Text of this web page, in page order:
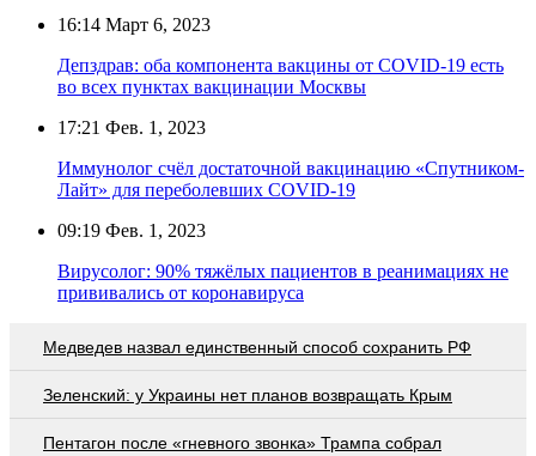
16:14 Март 6, 2023
Депздрав: оба компонента вакцины от COVID-19 есть
во всех пунктах вакцинации Москвы
17:21 Фев. 1, 2023
Иммунолог счёл достаточной вакцинацию «Спутником-
Лайт» для переболевших COVID-19
09:19 Фев. 1, 2023
Вирусолог: 90% тяжёлых пациентов в реанимациях не
прививались от коронавируса
Медведев назвал единственный способ сохранить РФ
Зеленский: у Украины нет планов возвращать Крым
Пентагон после «гневного звонка» Трампа собрал